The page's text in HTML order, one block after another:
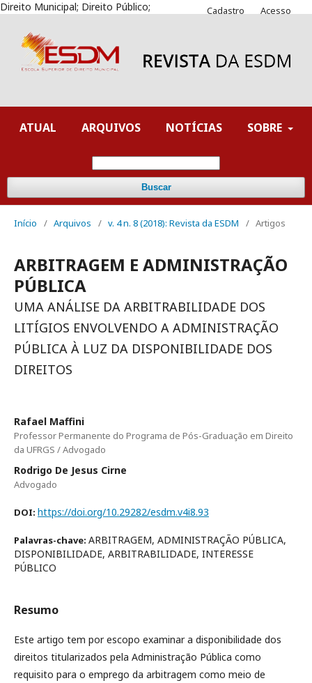
Direito Municipal; Direito Público;
ATUAL ARQUIVOS NOTÍCIAS SOBRE
Buscar
Cadastro Acesso
Início / Arquivos / v. 4 n. 8 (2018): Revista da ESDM / Artigos
ARBITRAGEM E ADMINISTRAÇÃO
PÚBLICA
UMA ANÁLISE DA ARBITRABILIDADE DOS
LITÍGIOS ENVOLVENDO A ADMINISTRAÇÃO
PÚBLICA À LUZ DA DISPONIBILIDADE DOS
DIREITOS
Rafael Maffini
Professor Permanente do Programa de Pós-Graduação em Direito
da UFRGS / Advogado
Rodrigo De Jesus Cirne
Advogado
DOI: https://doi.org/10.29282/esdm.v4i8.93
Palavras-chave: ARBITRAGEM, ADMINISTRAÇÃO PÚBLICA,
DISPONIBILIDADE, ARBITRABILIDADE, INTERESSE
PÚBLICO
Resumo
Este artigo tem por escopo examinar a disponibilidade dos
direitos titularizados pela Administração Pública como
requisito para o emprego da arbitragem como meio de